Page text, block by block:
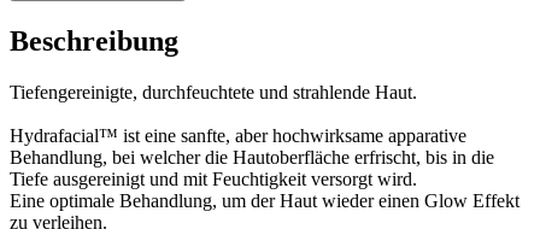
Beschreibung
Tiefengereinigte, durchfeuchtete und strahlende Haut.
Hydrafacial™ ist eine sanfte, aber hochwirksame apparative
Behandlung, bei welcher die Hautoberfläche erfrischt, bis in die
Tiefe ausgereinigt und mit Feuchtigkeit versorgt wird.
Eine optimale Behandlung, um der Haut wieder einen Glow Effekt
zu verleihen.